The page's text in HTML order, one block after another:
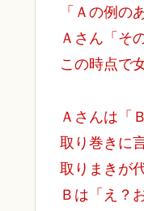
「Ａの例の
Ａさん「そ
この時点で
Ａさんは「
取り巻きに
取りまきが
Ｂは「え？